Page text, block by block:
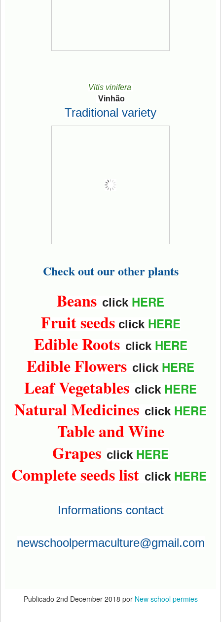
Vitis vinifera
Vinhão
Traditional variety
Check out our other plants
Beans click HERE
Fruit seedsclick HERE
Edible Roots click HERE
Edible Flowers click HERE
Leaf Vegetables click HERE
Natural Medicines click HERE
Table and Wine
Grapes click HERE
Complete seeds list click HERE
Informations contact
newschoolpermaculture@gmail.com
Publicado 2nd December 2018 por New school permies